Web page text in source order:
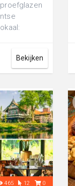
Bekijken
465 12 0